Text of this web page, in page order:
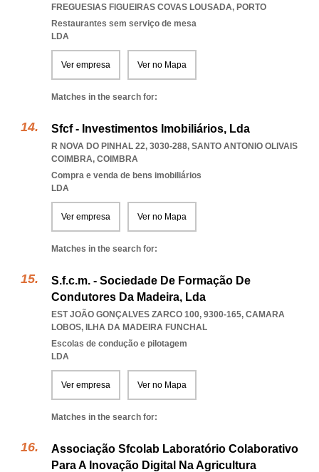
FREGUESIAS FIGUEIRAS COVAS LOUSADA, PORTO
Restaurantes sem serviço de mesa
LDA
Ver empresa Ver no Mapa
Matches in the search for:
Sfcf - Investimentos Imobiliários, Lda
R NOVA DO PINHAL 22, 3030-288, SANTO ANTONIO OLIVAIS
COIMBRA, COIMBRA
Compra e venda de bens imobiliários
LDA
Ver empresa Ver no Mapa
Matches in the search for:
S.f.c.m. - Sociedade De Formação De
Condutores Da Madeira, Lda
EST JOÃO GONÇALVES ZARCO 100, 9300-165, CAMARA
LOBOS, ILHA DA MADEIRA FUNCHAL
Escolas de condução e pilotagem
LDA
Ver empresa Ver no Mapa
Matches in the search for:
Associação Sfcolab Laboratório Colaborativo
Para A Inovação Digital Na Agricultura